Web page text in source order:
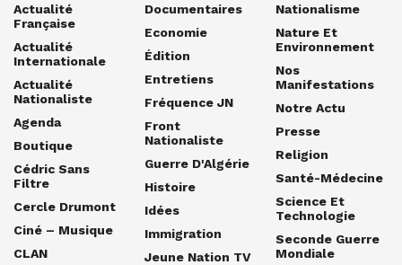
Actualité
Française
Actualité
Internationale
Actualité
Nationaliste
Agenda
Boutique
Cédric Sans
Filtre
Cercle Drumont
Ciné – Musique
CLAN
Documentaires
Economie
Édition
Entretiens
Fréquence JN
Front
Nationaliste
Guerre D'Algérie
Histoire
Idées
Immigration
Jeune Nation TV
Nationalisme
Nature Et
Environnement
Nos
Manifestations
Notre Actu
Presse
Religion
Santé-Médecine
Science Et
Technologie
Seconde Guerre
Mondiale